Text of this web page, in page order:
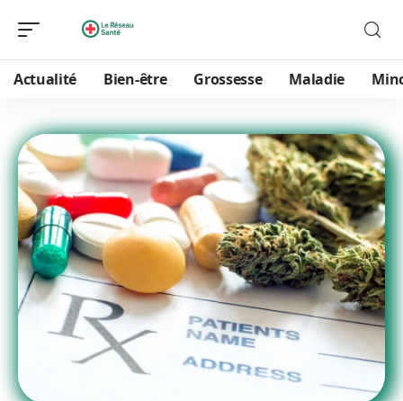
Actualité Bien-être Grossesse Maladie